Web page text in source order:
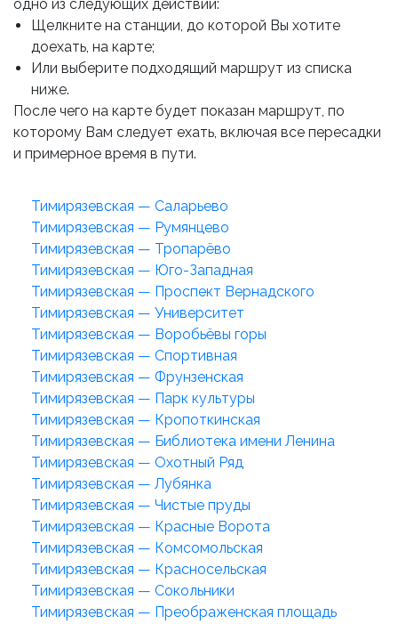
одно из следующих действий:
Щелкните на станции, до которой Вы хотите
доехать, на карте;
Или выберите подходящий маршрут из списка
ниже.
После чего на карте будет показан маршрут, по
которому Вам следует ехать, включая все пересадки
и примерное время в пути.
Тимирязевская — Саларьево
Тимирязевская — Румянцево
Тимирязевская — Тропарёво
Тимирязевская — Юго-Западная
Тимирязевская — Проспект Вернадского
Тимирязевская — Университет
Тимирязевская — Воробьёвы горы
Тимирязевская — Спортивная
Тимирязевская — Фрунзенская
Тимирязевская — Парк культуры
Тимирязевская — Кропоткинская
Тимирязевская — Библиотека имени Ленина
Тимирязевская — Охотный Ряд
Тимирязевская — Лубянка
Тимирязевская — Чистые пруды
Тимирязевская — Красные Ворота
Тимирязевская — Комсомольская
Тимирязевская — Красносельская
Тимирязевская — Сокольники
Тимирязевская — Преображенская площадь